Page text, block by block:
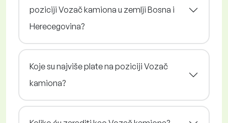
poziciji Vozač kamiona u zemlji Bosna i
Herecegovina?
Koje su najviše plate na poziciji Vozač
kamiona?